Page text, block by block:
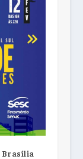
Brasília